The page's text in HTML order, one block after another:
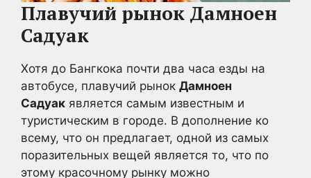
Плавучий рынок Дамноен
Садуак
Хотя до Бангкока почти два часа езды на
автобусе, плавучий рынок Дамноен
Садуак является самым известным и
туристическим в городе. В дополнение ко
всему, что он предлагает, одной из самых
поразительных вещей является то, что по
этому красочному рынку можно